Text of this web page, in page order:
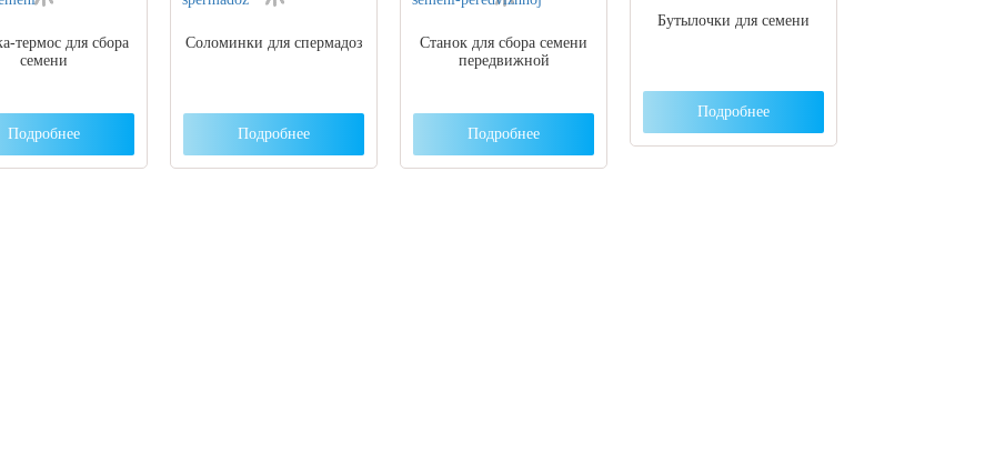
термос для сбора
семени
Подробнее
Соломинки для спермадоз
Подробнее
Станок для сбора семени
передвижной
Подробнее
Бутылочки для семени
Подробнее